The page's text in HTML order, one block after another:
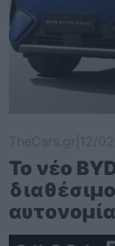
Το νέο